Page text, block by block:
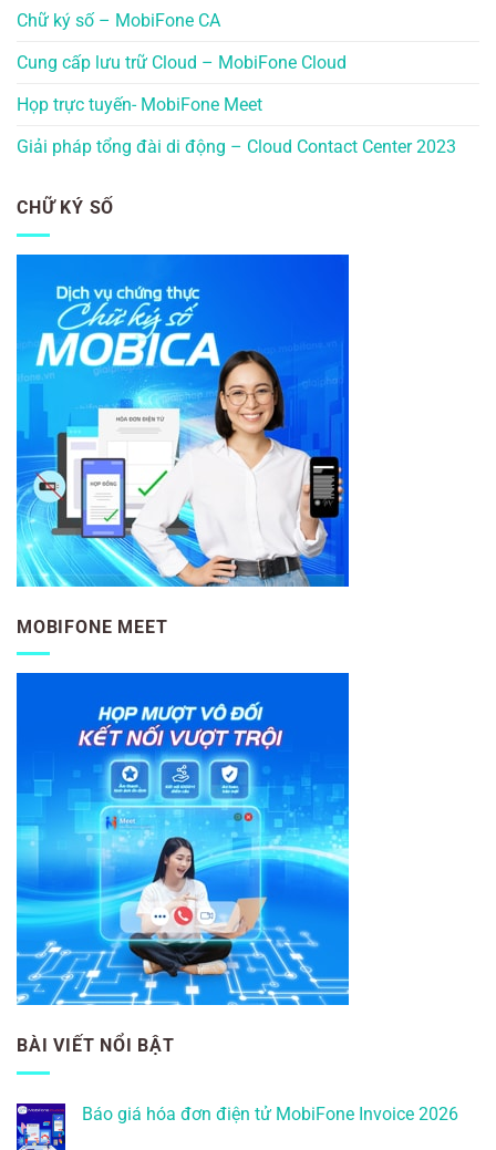
Chữ ký số – MobiFone CA
Cung cấp lưu trữ Cloud – MobiFone Cloud
Họp trực tuyến- MobiFone Meet
Giải pháp tổng đài di động – Cloud Contact Center 2023
CHỮ KÝ SỐ
MOBIFONE MEET
BÀI VIẾT NỔI BẬT
Báo giá hóa đơn điện tử MobiFone Invoice 2026